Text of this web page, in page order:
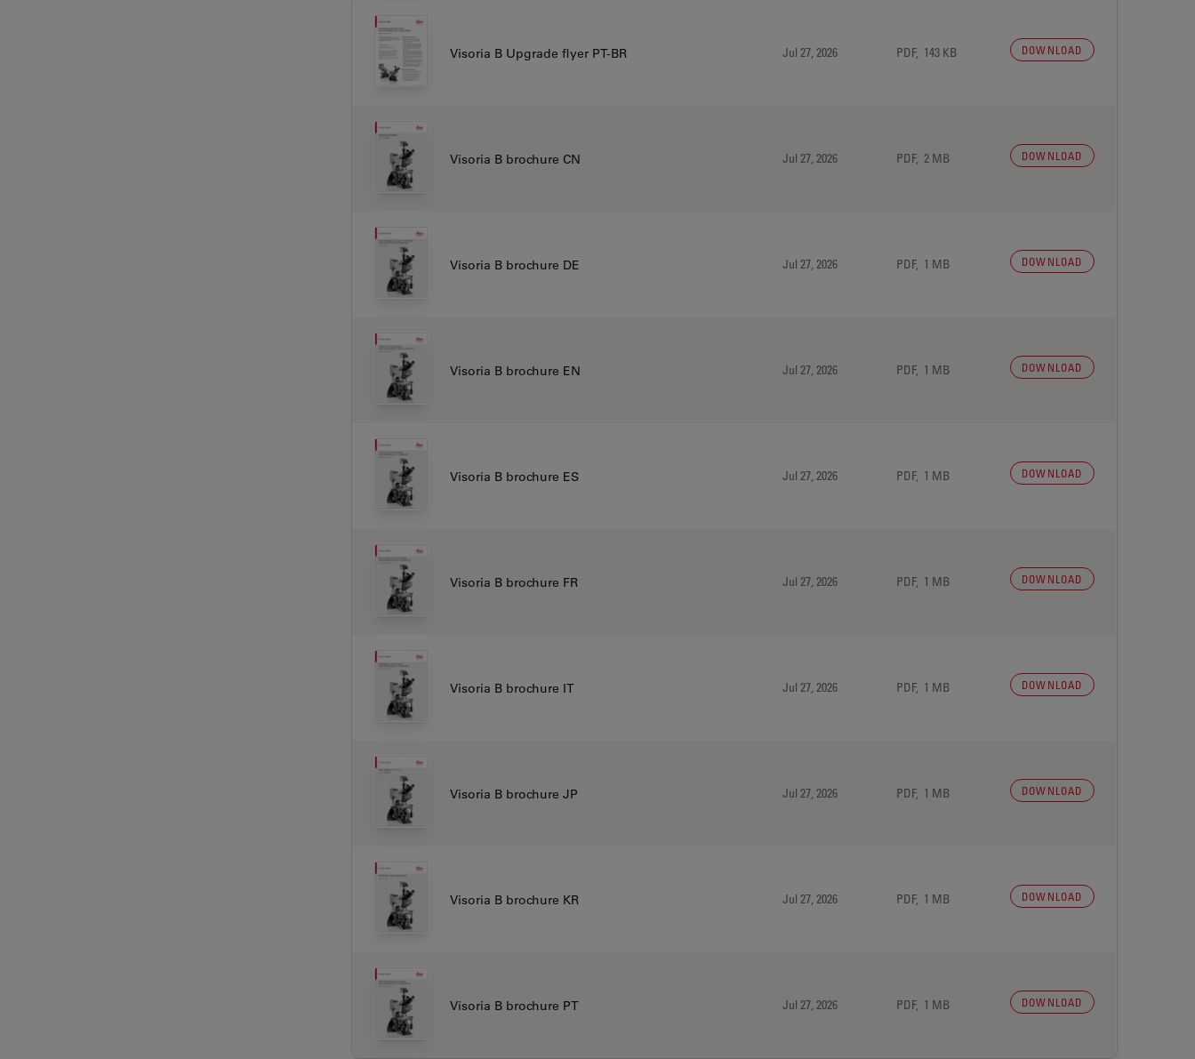
Visoria B Upgrade flyer PT-BR Jul 27, 2026 PDF, 143 KB DOWNLOAD
Visoria B brochure CN Jul 27, 2026 PDF, 2 MB DOWNLOAD
Visoria B brochure DE Jul 27, 2026 PDF, 1 MB DOWNLOAD
Visoria B brochure EN Jul 27, 2026 PDF, 1 MB DOWNLOAD
Visoria B brochure ES Jul 27, 2026 PDF, 1 MB DOWNLOAD
Visoria B brochure FR Jul 27, 2026 PDF, 1 MB DOWNLOAD
Visoria B brochure IT Jul 27, 2026 PDF, 1 MB DOWNLOAD
Visoria B brochure JP Jul 27, 2026 PDF, 1 MB DOWNLOAD
Visoria B brochure KR Jul 27, 2026 PDF, 1 MB DOWNLOAD
Visoria B brochure PT Jul 27, 2026 PDF, 1 MB DOWNLOAD